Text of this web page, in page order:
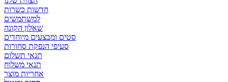
חדשות כשרות
למשתמשים
שאלון הקונה
סטים ומבצעים מיוחדים
סעיפי הנפקת סחורות
תנאי תשלום
תנאי משלוח
אחריות מוצר